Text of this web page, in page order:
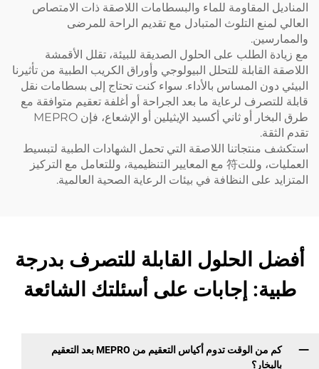
المناديل المقاومة للماء والبسطامات اللاصقة ذات الامتصاص
العالي لمنع التلوث المتبادل مع تقديم الراحة للمرضى
والممارسين.
مع زيادة الطلب على الحلول الصديقة للبيئة، تقلل الأقمشة
اللاصقة القابلة للتحلل البيولوجي وأوراق الكريب الطبية من تأثيرنا
البيئي دون المساس بالأداء. سواء كنت تحتاج إلى بسطامات نقل
قابلة للتصرف لرعاية ما بعد الجراحة أو أغلفة تعقيم متوافقة مع
طرق البخار أو ثاني أكسيد الإيثيلين أو الإشعاع، فإن MEPRO
تقدم الثقة.
استكشف منتجاتنا اللاصقة التي تحمل الشهادات الطبية لتبسيط
العمليات، وللت符 مع المعايير التنظيمية، وللتعامل مع التركيز
المتزايد على النظافة في بيئات الرعاية الصحية العالمية.
أفضل الحلول القابلة للتصرف بدرجة
طبية: إجابات على أسئلتك الشائعة
كم من الوقت تدوم أكياس التعقيم من MEPRO بعد التعقيم
بالبخار؟